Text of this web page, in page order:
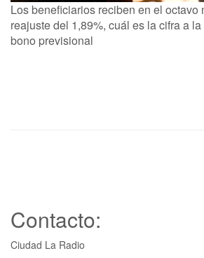
Los beneficiarios reciben en el octavo
reajuste del 1,89%, cuál es la cifra a
bono previsional
Contacto:
Ciudad La Radio